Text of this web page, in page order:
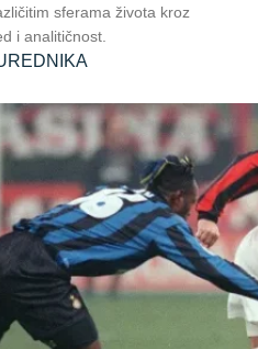
sferama života kroz
i analitičnost.